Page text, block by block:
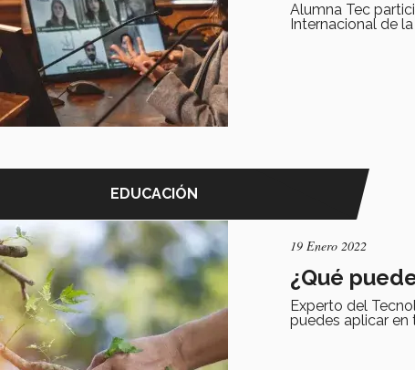
Alumna Tec
Internacional de
EDUCACIÓN
19 Enero 2022
¿Qué
Experto del
puedes aplicar en